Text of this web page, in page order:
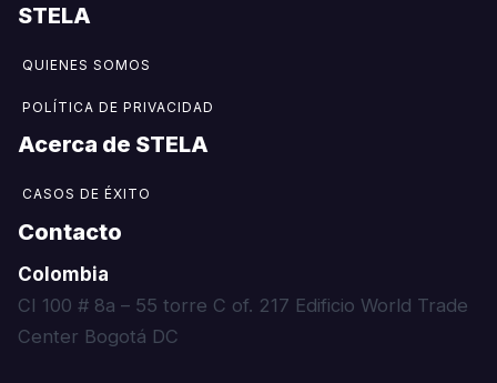
STELA
QUIENES SOMOS
POLÍTICA DE PRIVACIDAD
Acerca de STELA​
CASOS DE ÉXITO
Contacto
Colombia
CI 100 # 8a – 55 torre C of. 217 Edificio World Trade
Center Bogotá DC